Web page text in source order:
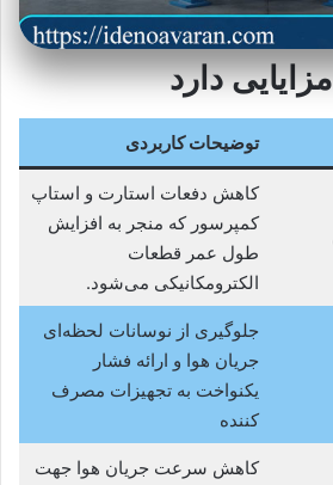
دارد
توضیحات کاربردی
کاهش دفعات استارت و استاپ
کمپرسور که منجر به افزایش
طول عمر قطعات
الکترومکانیکی می‌شود.
جلوگیری از نوسانات لحظه‌ای
جریان هوا و ارائه فشار
یکنواخت به تجهیزات مصرف‌
کننده
کاهش سرعت جریان هوا جهت